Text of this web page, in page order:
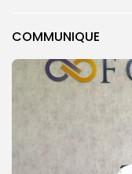
COMMUNIQUE